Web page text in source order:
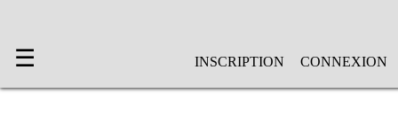
☰ INSCRIPTION CONNEXION